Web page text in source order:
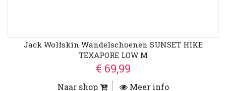
Jack Wolfskin Wandelschoenen SUNSET HIKE
TEXAPORE LOW M
€ 69,99
Naar shop Meer info